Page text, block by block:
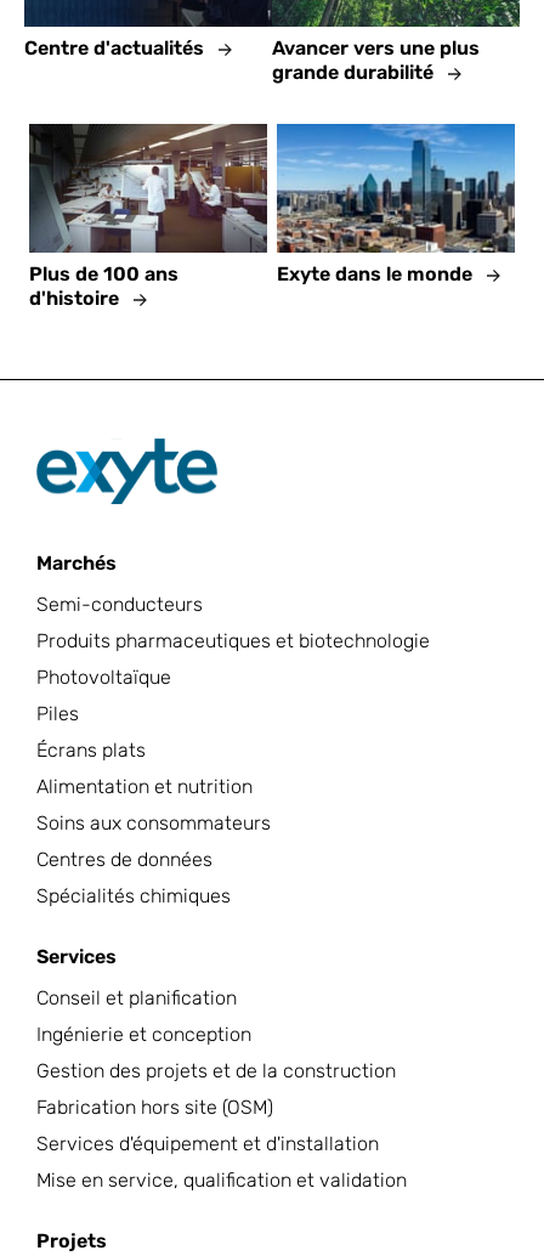
Centre d'actualités
Avancer vers une plus
grande durabilité
Plus de 100 ans
d'histoire
Exyte dans le monde
Marchés
Semi-conducteurs
Produits pharmaceutiques et biotechnologie
Photovoltaïque
Piles
Écrans plats
Alimentation et nutrition
Soins aux consommateurs
Centres de données
Spécialités chimiques
Services
Conseil et planification
Ingénierie et conception
Gestion des projets et de la construction
Fabrication hors site (OSM)
Services d'équipement et d'installation
Mise en service, qualification et validation
Projets